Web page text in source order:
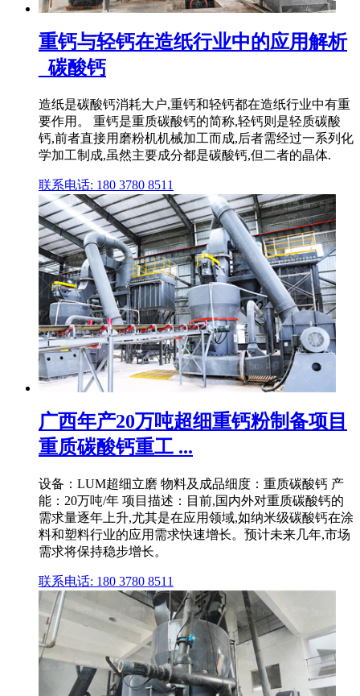
重钙与轻钙在造纸行业中的应用解析
_碳酸钙
造纸是碳酸钙消耗大户,重钙和轻钙都在造纸行业中有重
要作用。 重钙是重质碳酸钙的简称,轻钙则是轻质碳酸
钙,前者直接用磨粉机机械加工而成,后者需经过一系列化
学加工制成,虽然主要成分都是碳酸钙,但二者的晶体.
联系电话: 180 3780 8511
广西年产20万吨超细重钙粉制备项目
重质碳酸钙重工 ...
设备：LUM超细立磨 物料及成品细度：重质碳酸钙 产
能：20万吨/年 项目描述：目前,国内外对重质碳酸钙的
需求量逐年上升,尤其是在应用领域,如纳米级碳酸钙在涂
料和塑料行业的应用需求快速增长。预计未来几年,市场
需求将保持稳步增长。
联系电话: 180 3780 8511